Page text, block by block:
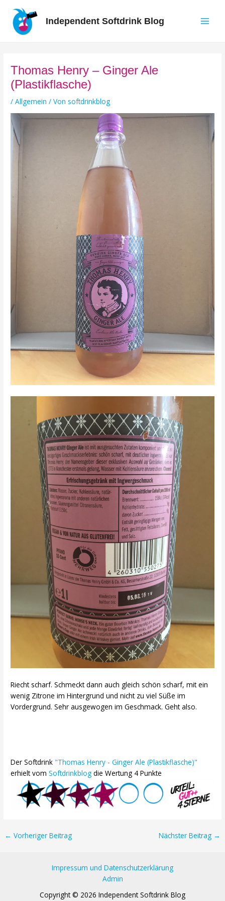
Inhalt
springen
Independent Softdrink Blog
Thomas Henry – Ginger Ale
(Plastikflasche)
/Allgemein / Von softdrinkblog
Riecht scharf. Schmeckt dann auch gleich schön scharf, mit ein
wenig Zitrone im Hintergrund und nicht zu viel Süße im
Vordergrund. Sehr ausgewogen im Geschmack. Geht also.
Der Softdrink "Thomas Henry - Ginger Ale (Plastikflasche)"
erhielt vomSoftdrinkblog die Wertung 4 Punkte
Post
← Vorheriger Beitrag Nächster Beitrag →
Impressum und Datenschutzerklärung
Admin
Copyright © 2026 Independent Softdrink Blog